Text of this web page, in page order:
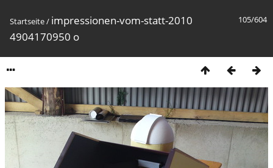
105/604
Startseite/ impressionen-vom-statt-2010
4904170950 o